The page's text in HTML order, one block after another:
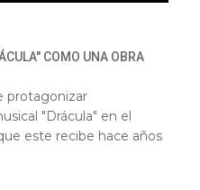
COMO UNA OBRA
protagonizar
"Drácula" en el
este recibe hace años